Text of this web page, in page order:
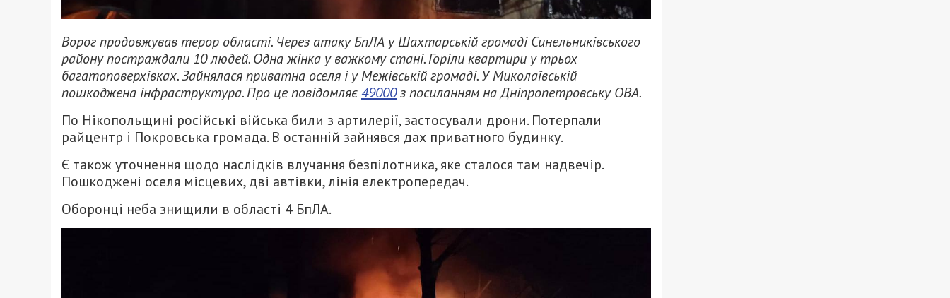
Ворог продовжував терор області. Через атаку БпЛА у Шахтарській громаді Синельниківського
району постраждали 10 людей. Одна жінка у важкому стані. Горіли квартири у трьох
багатоповерхівках. Зайнялася приватна оселя і у Межівській громаді. У Миколаївській
пошкоджена інфраструктура. Про це повідомляє49000з посиланням на Дніпропетровську ОВА.
По Нікопольщині російські війська били з артилерії, застосували дрони. Потерпали
райцентр і Покровська громада. В останній зайнявся дах приватного будинку.
Є також уточнення щодо наслідків влучання безпілотника, яке сталося там надвечір.
Пошкоджені оселя місцевих, дві автівки, лінія електропередач.
Оборонці неба знищили в області 4 БпЛА.